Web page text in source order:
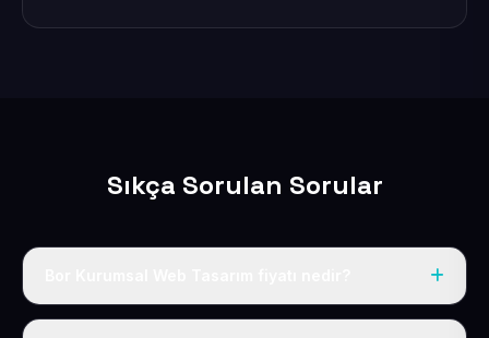
Sıkça Sorulan Sorular
Tek fiyat uygulanır: yıllık 50 USD + KDV. Bu bedele alan